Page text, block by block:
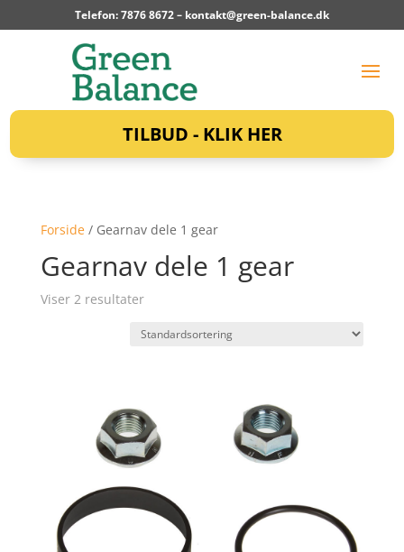
Telefon: 7876 8672 – kontakt@green-balance.dk
TILBUD - KLIK HER
Forside/ Gearnav dele 1 gear
Gearnav dele 1 gear
Viser 2 resultater